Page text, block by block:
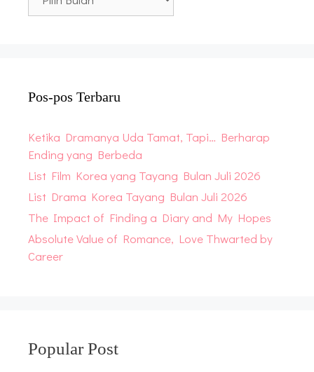
Archive
Pos-pos Terbaru
Ketika Dramanya Uda Tamat, Tapi… Berharap
Ending yang Berbeda
List Film Korea yang Tayang Bulan Juli 2026
List Drama Korea Tayang Bulan Juli 2026
The Impact of Finding a Diary and My Hopes
Absolute Value of Romance, Love Thwarted by
Career
Popular Post